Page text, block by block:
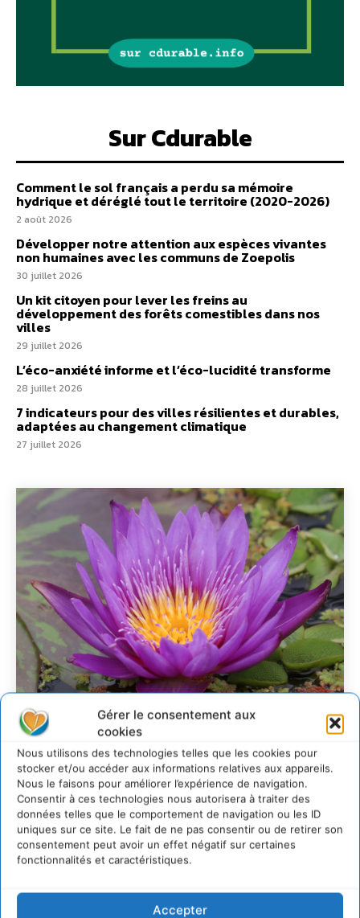
Gérer le consentement aux
cookies
Nous utilisons des technologies telles que les cookies pour
stocker et/ou accéder aux informations relatives aux appareils.
Nous le faisons pour améliorer l’expérience de navigation.
Consentir à ces technologies nous autorisera à traiter des
données telles que le comportement de navigation ou les ID
uniques sur ce site. Le fait de ne pas consentir ou de retirer son
consentement peut avoir un effet négatif sur certaines
fonctionnalités et caractéristiques.
Accepter
Sur Cdurable
Comment le sol français a perdu sa mémoire
hydrique et déréglé tout le territoire (2020-2026)
2 août 2026
Développer notre attention aux espèces vivantes
non humaines avec les communs de Zoepolis
30 juillet 2026
Un kit citoyen pour lever les freins au
développement des forêts comestibles dans nos
villes
29 juillet 2026
L’éco-anxiété informe et l’éco-lucidité transforme
28 juillet 2026
7 indicateurs pour des villes résilientes et durables,
adaptées au changement climatique
27 juillet 2026
Transformer les
territoires par le
dialogue et la
coopération avec un
Commun
Transitions